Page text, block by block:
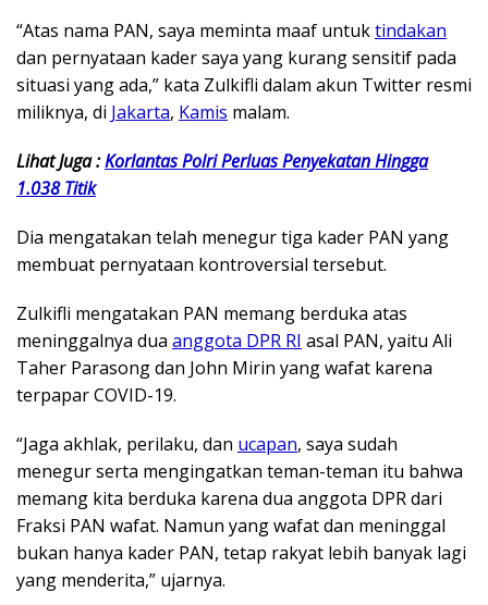
“Atas nama PAN, saya meminta maaf untuktindakan
dan pernyataan kader saya yang kurang sensitif pada
situasi yang ada,” kata Zulkifli dalam akun Twitter resmi
miliknya, di Jakarta, Kamis malam.
Lihat Juga :Korlantas Polri Perluas Penyekatan Hingga
1.038 Titik
Dia mengatakan telah menegur tiga kader PAN yang
membuat pernyataan kontroversial tersebut.
Zulkifli mengatakan PAN memang berduka atas
meninggalnya dua anggota DPR RI asal PAN, yaitu Ali
Taher Parasong dan John Mirin yang wafat karena
terpapar COVID-19.
“Jaga akhlak, perilaku, dan ucapan, saya sudah
menegur serta mengingatkan teman-teman itu bahwa
memang kita berduka karena dua anggota DPR dari
Fraksi PAN wafat. Namun yang wafat dan meninggal
bukan hanya kader PAN, tetap rakyat lebih banyak lagi
yang menderita,” ujarnya.